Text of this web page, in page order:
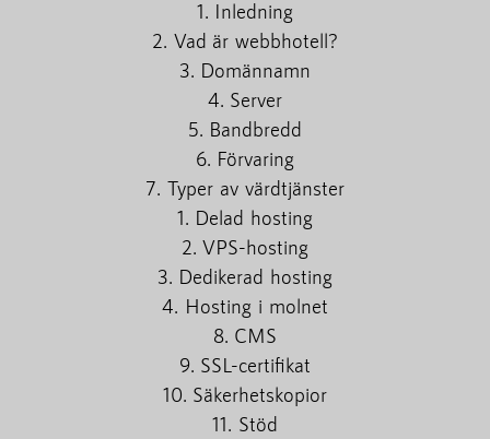
1. Inledning
2. Vad är webbhotell?
3. Domännamn
4. Server
5. Bandbredd
6. Förvaring
7. Typer av värdtjänster
1. Delad hosting
2. VPS-hosting
3. Dedikerad hosting
4. Hosting i molnet
8. CMS
9. SSL-certifikat
10. Säkerhetskopior
11. Stöd